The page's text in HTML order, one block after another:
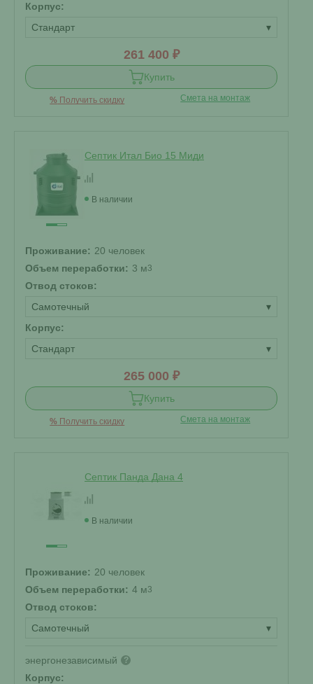
Корпус:
Стандарт
▾
261 400 ₽
Купить
% Получить скидку Смета на монтаж
Септик Итал Био 15 Миди
В наличии
Проживание: 20 человек
Объем переработки: 3 м3
Отвод стоков:
Самотечный
▾
Корпус:
Стандарт
▾
265 000 ₽
Купить
% Получить скидку Смета на монтаж
Септик Панда Дана 4
В наличии
Проживание: 20 человек
Объем переработки: 4 м3
Отвод стоков:
Самотечный
▾
энергонезависимый ?
Корпус: